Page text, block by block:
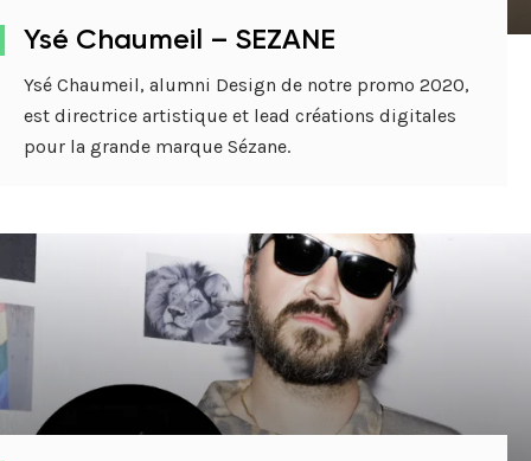
Ysé Chaumeil – SEZANE
Ysé Chaumeil, alumni Design de notre promo 2020,
est directrice artistique et lead créations digitales
pour la grande marque Sézane.